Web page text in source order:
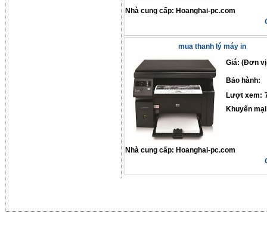
Nhà cung cấp: Hoanghai-pc.com
mua thanh lý máy in
Giá: (Đơn
Bảo hành:
Lượt xem:
Khuyến
Nhà cung cấp: Hoanghai-pc.com